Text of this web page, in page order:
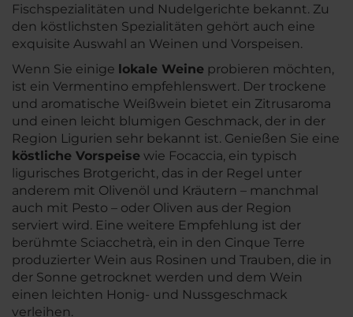
Fischspezialitäten und Nudelgerichte bekannt. Zu
den köstlichsten Spezialitäten gehört auch eine
exquisite Auswahl an Weinen und Vorspeisen.
Wenn Sie einige lokale Weine probieren möchten,
ist ein Vermentino empfehlenswert. Der trockene
und aromatische Weißwein bietet ein Zitrusaroma
und einen leicht blumigen Geschmack, der in der
Region Ligurien sehr bekannt ist. Genießen Sie eine
köstliche Vorspeise wie Focaccia, ein typisch
ligurisches Brotgericht, das in der Regel unter
anderem mit Olivenöl und Kräutern – manchmal
auch mit Pesto – oder Oliven aus der Region
serviert wird. Eine weitere Empfehlung ist der
berühmte Sciacchetrà, ein in den Cinque Terre
produzierter Wein aus Rosinen und Trauben, die in
der Sonne getrocknet werden und dem Wein
einen leichten Honig- und Nussgeschmack
verleihen.